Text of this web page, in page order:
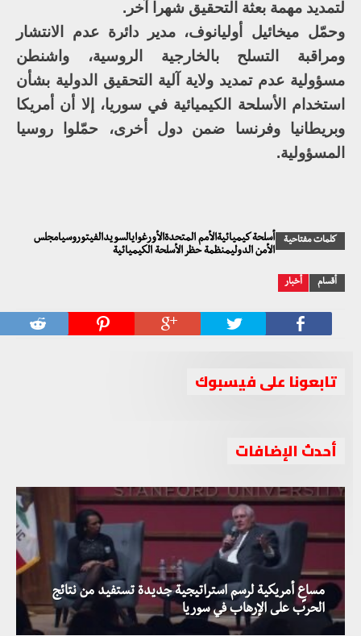
لتمديد مهمة بعثة التحقيق شهرا آخر.
وحمّل ميخائيل أوليانوف، مدير دائرة عدم الانتشار
ومراقبة التسلح بالخارجية الروسية، واشنطن
مسؤولية عدم تمديد ولاية آلية التحقيق الدولية بشأن
استخدام الأسلحة الكيميائية في سوريا، إلا أن أمريكا
وبريطانيا وفرنسا ضمن دول أخرى، حمّلوا روسيا
المسؤولية.
كلمات مفتاحية
أسلحة كيميائيةالأمم المتحدةالأورغوايالسويدالفيتوروسيامجلس
الأمن الدوليمنظمة حظر الأسلحة الكيميائية
أقسام أخبار
تابعونا على فيسبوك
أحدث الإضافات
مساعٍ أمريكية لرسم استراتيجية جديدة تستفيد من نتائج
الحرب على الإرهاب في سوريا
غارات على إدلب وعدد من مدن وقرى المحافظة بالتزامن مع
معارك جديدة في قلب مطار أبو الظهور
وزارة الخارجية الروسية توجه دعوات رسمية لشخصيات كردية